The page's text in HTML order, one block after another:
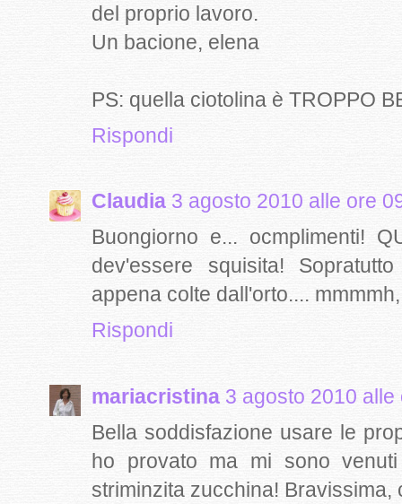
del proprio lavoro.
Un bacione, elena
PS: quella ciotolina è TROPPO
Rispondi
Claudia 3 agosto 2010 alle ore
Buongiorno e... ocmplimenti!
dev'essere squisita!
appena colte dall'orto....
Rispondi
mariacristina 3 agosto 2010 alle
Bella soddisfazione usare le
ho provato ma mi sono
striminzita zucchina! Bravissima,